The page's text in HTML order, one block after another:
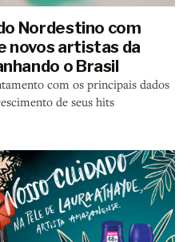
Nordestino com
novos artistas da
o Brasil
com os principais dados
de seus hits